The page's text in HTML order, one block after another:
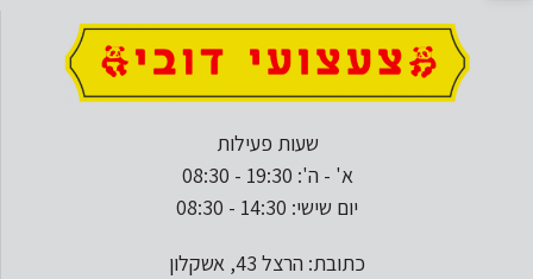
שעות פעילות
א' - ה': 19:30 - 08:30
יום שישי: 14:30 - 08:30
כתובת: הרצל 43, אשקלון